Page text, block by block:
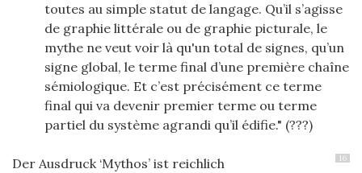
toutes au simple statut de langage. Qu’il s’agisse
de graphie littérale ou de graphie picturale, le
mythe ne veut voir là qu'un total de signes, qu’un
signe global, le terme final d’une première chaîne
sémiologique. Et c’est précisément ce terme
final qui va devenir premier terme ou terme
partiel du système agrandi qu’il édifie." (???)
16
Der Ausdruck ‘Mythos’ ist reichlich